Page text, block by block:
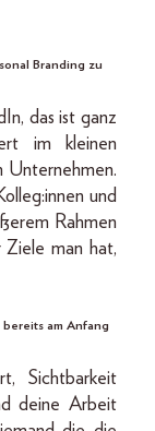
Branding zu
das ist ganz
im kleinen
Unternehmen.
und
Rahmen
Ziele man hat,
am Anfang
Sichtbarkeit
deine Arbeit